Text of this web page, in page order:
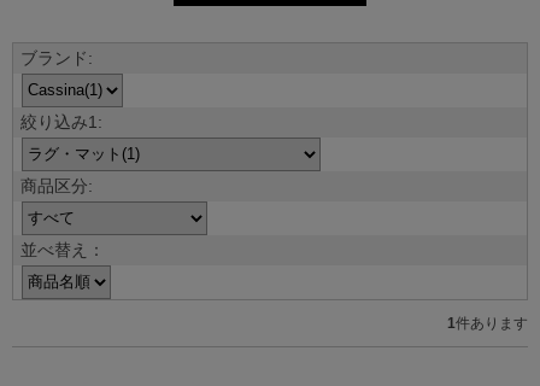
並べ替え：
1件あります